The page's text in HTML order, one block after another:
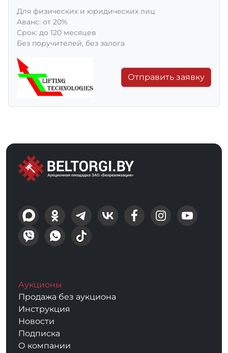
Для физических и юридических лиц
Aванс: от 20%
Срок: до 120 месяцев
Без поручителей, без залога
Отправить заявку
Аукционы
Продажа без аукциона
Инструкция
Новости
Подписка
О компании